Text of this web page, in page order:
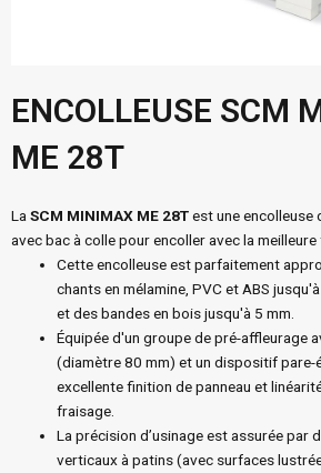
ENCOLLEUSE SCM
ME 28T
LaSCM MINIMAX ME 28Test une encolleuse
avec bac à colle pour encoller avec la
Cette encolleuse est parfaitement
chants en mélamine, PVC et ABS
et des bandes en bois jusqu'à 5 mm.
Équipée d'un groupe de pré-affleurage
(diamètre 80 mm) et un dispositif pare-
excellente finition de panneau et
fraisage.
La précision d’usinage est assurée par
verticaux à patins (avec surfaces